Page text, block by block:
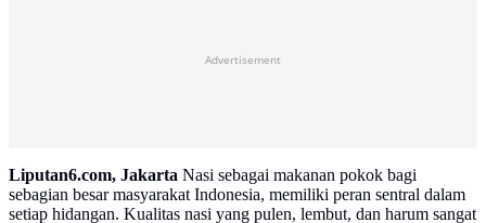
Advertisement
Liputan6.com, Jakarta Nasi sebagai makanan pokok bagi
sebagian besar masyarakat Indonesia, memiliki peran sentral dalam
setiap hidangan. Kualitas nasi yang pulen, lembut, dan harum sangat